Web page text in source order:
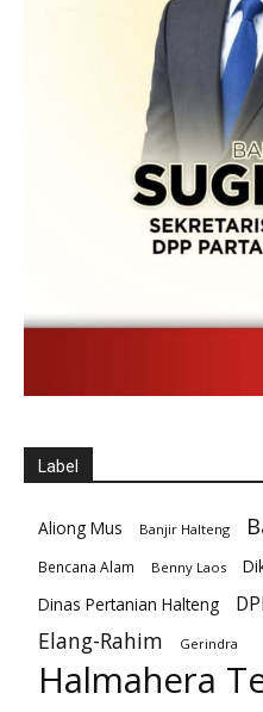
Label
Aliong Mus Banjir Halteng
Bencana Alam Benny Laos
Dinas Pertanian Halteng
Elang-Rahim Gerindra
Halmahera